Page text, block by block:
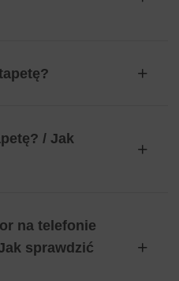
/ Jak
na telefonie
sprawdzić